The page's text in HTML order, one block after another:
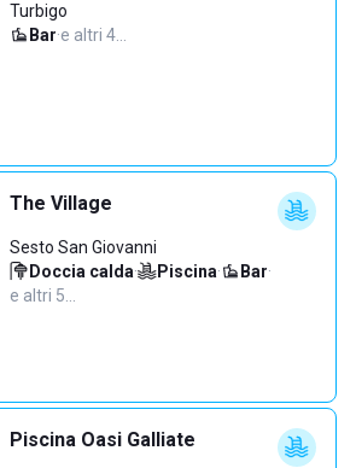
Turbigo
Bar·e altri 4…
The Village
Sesto San Giovanni
Doccia calda· Piscina· Bar·
e altri 5…
Piscina Oasi Galliate